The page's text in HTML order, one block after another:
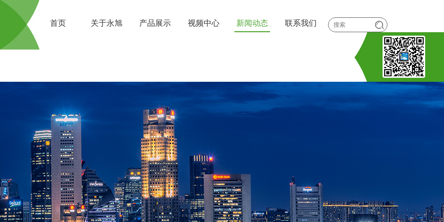
首页 关于永旭 产品展示 视频中心 新闻动态 联系我们